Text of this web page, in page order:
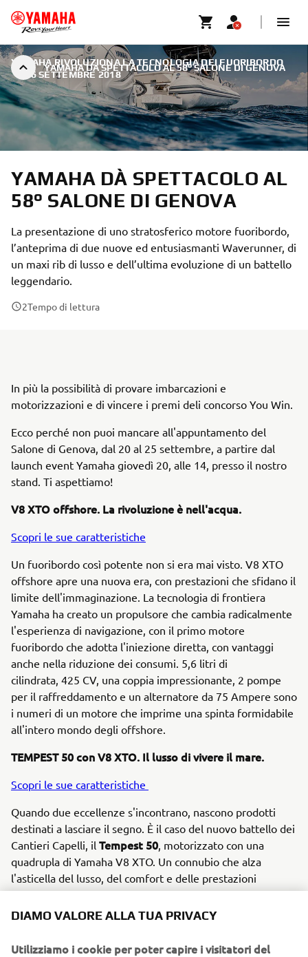
YAMAHA DÀ SPETTACOLO AL 58° SALONE DI GENOVA
YAMAHA RIVOLUZIONA LA TECNOLOGIA DEI FUORIBORDO
16 SETTEMBRE 2018
YAMAHA DÀ SPETTACOLO AL
58° SALONE DI GENOVA
La presentazione di uno stratosferico motore fuoribordo,
l’anteprima di due nuove ed entusiasmanti Waverunner, di
un maxi rib di lusso e dell’ultima evoluzione di un battello
leggendario.
2Tempo di lettura
In più la possibilità di provare imbarcazioni e
motorizzazioni e di vincere i premi deli concorso You Win.
Ecco perché non puoi mancare all'appuntamento del
Salone di Genova, dal 20 al 25 settembre, a partire dal
launch event Yamaha giovedì 20, alle 14, presso il nostro
stand. Ti aspettiamo!
V8 XTO offshore. La rivoluzione è nell'acqua.
Scopri le sue caratteristiche
Un fuoribordo così potente non si era mai visto. V8 XTO
offshore apre una nuova era, con prestazioni che sfidano il
limite dell'immaginazione. La tecnologia di frontiera
Yamaha ha creato un propulsore che cambia radicalmente
l'esperienza di navigazione, con il primo motore
fuoribordo che adotta l'iniezione diretta, con vantaggi
anche nella riduzione dei consumi. 5,6 litri di
cilindrata, 425 CV, una coppia impressionante, 2 pompe
per il raffreddamento e un alternatore da 75 Ampere sono
i numeri di un motore che imprime una spinta formidabile
all'intero mondo degli offshore.
TEMPEST 50 con V8 XTO. Il lusso di vivere il mare.
Scopri le sue caratteristiche
Quando due eccellenze s'incontrano, nascono prodotti
destinati a lasciare il segno. È il caso del nuovo battello dei
Cantieri Capelli, il Tempest 50, motorizzato con una
quadrupla di Yamaha V8 XTO. Un connubio che alza
l'asticella del lusso, del comfort e delle prestazioni
sportive, nel maxi rib più grande mai prodotto dal cantiere
cremonese. La profonda carena a V assicura prestazioni
generosi e la massima cura di ogni dettaglio.
DIAMO VALORE ALLA TUA PRIVACY
Utilizziamo i cookie per poter capire i visitatori del